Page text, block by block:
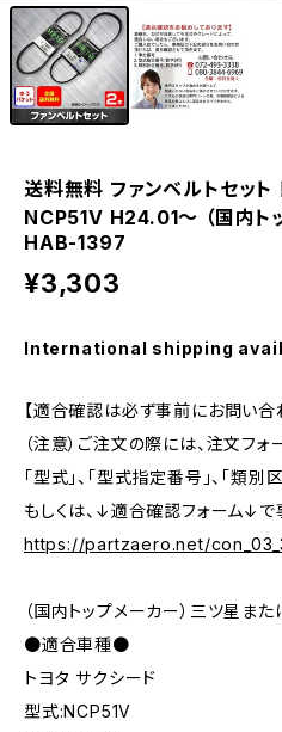
送料無料 ファンベルトセッ
NCP51V H24.01～ （国内ト
HAB-1397
¥3,303
International shipping
【適合確認は必ず事前にお問い合
（注意）ご注文の際には、注文フォ
「型式」、「型式指定番号」、「類
もしくは、↓適合確認フォーム↓で
https://partzaero.net/
（国内トップメーカー）三ツ星ま
●適合車種●
トヨタ サクシード
型式:NCP51V